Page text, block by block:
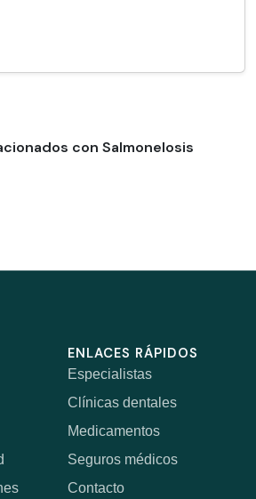
con Salmonelosis
ENLACES RÁPIDOS
Especialistas
Clínicas dentales
Medicamentos
Seguros médicos
Contacto